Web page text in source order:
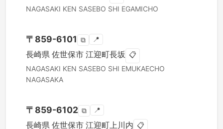
NAGASAKI KEN SASEBO SHI EGAMICHO
〒 859-6101 ⧉ 📍
長崎県 佐世保市 江迎町長坂 📋
NAGASAKI KEN SASEBO SHI EMUKAECHO
NAGASAKA
〒 859-6102 ⧉ 📍
長崎県 佐世保市 江迎町上川内 📋